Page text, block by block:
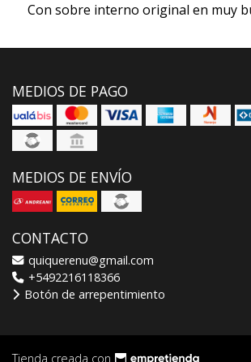
Con sobre interno original en muy
MEDIOS DE PAGO
MEDIOS DE ENVÍO
CONTACTO
quiquerenu@gmail.com
+5492216118366
Botón de arrepentimiento
Tienda creada con